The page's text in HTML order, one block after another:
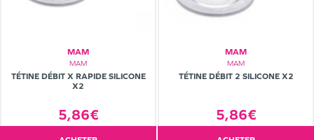
MAM
MAM
TÉTINE DÉBIT X RAPIDE SILICONE
X2
5,86€
MAM
MAM
TÉTINE DÉBIT 2 SILICONE X2
5,86€